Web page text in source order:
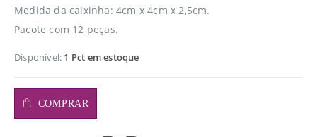
Medida da caixinha: 4cm x 4cm x 2,5cm.
Pacote com 12 peças.
Disponível: 1 Pct em estoque
COMPRAR